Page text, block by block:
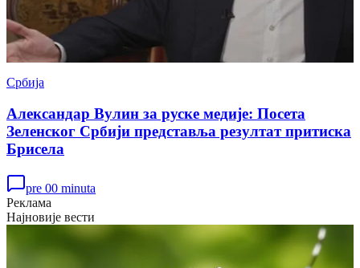
Србија
Александар Вулин за руске медије: Посета
Зеленског Србији представља резултат притиска
Брисела
pre 00 minuta
Реклама
Најновије вести